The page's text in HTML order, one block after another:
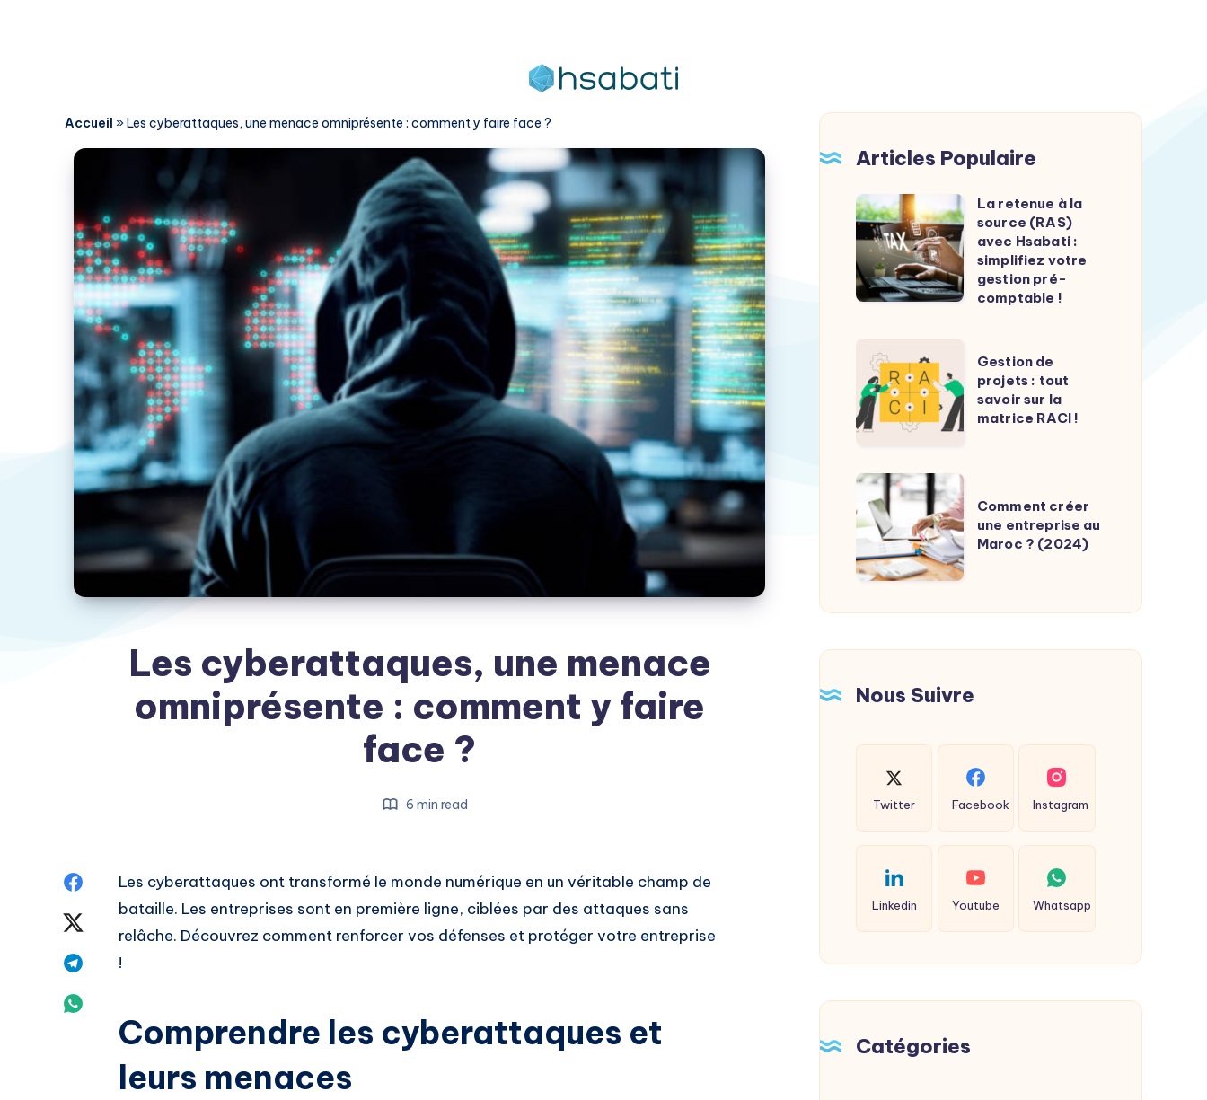
Accueil »Les cyberattaques, une menace omniprésente : comment y faire face ?
Les cyberattaques, une menace
omniprésente : comment y faire
face ?
6 min read
Share
Facebook
Share
Telegram
Whatsapp
Les cyberattaques ont transformé le monde numérique en un véritable champ de
bataille. Les entreprises sont en première ligne, ciblées par des attaques sans
relâche. Découvrez comment renforcer vos défenses et protéger votre entreprise
!
Comprendre les cyberattaques et
leurs menaces
Articles Populaire
La
retenue
à
la
source
avec
Hsabati
simplifiez
gestion
pré-
comptable
!
La retenue à la
source (RAS)
avec Hsabati :
simplifiez votre
gestion pré-
comptable !
Gestion
de
projets
:
savoir
sur
la
matrice
RACI
Gestion de
projets : tout
savoir sur la
matrice RACI !
Comment
créer
une
entreprise
au
Maroc
Comment créer
une entreprise au
Maroc ? (2024)
Nous Suivre
Twitter Facebook Instagram
Linkedin Youtube Whatsapp
Catégories